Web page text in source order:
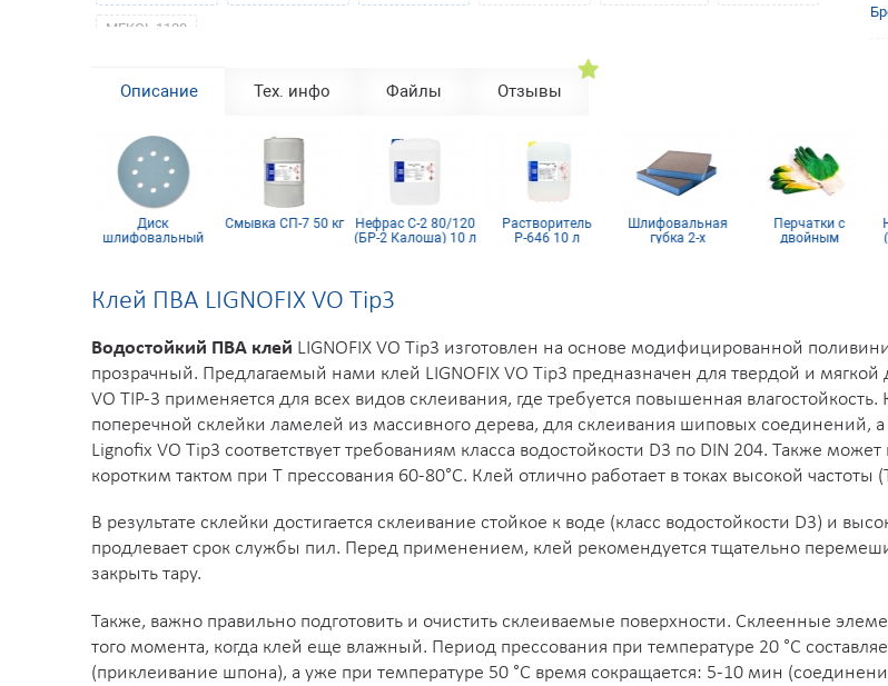
MEKOL 1120
Описание Тех. инфо Файлы Отзывы
Диск
шлифовальный
Смывка СП-7 50 кг
Нефрас С-2 80/120
(БР-2 Калоша) 10 л
Растворитель
Р-646 10 л
Шлифовальная
губка 2-х
Перчатки с
двойным
Клей ПВА LIGNOFIX VO Tip3
Водостойкий ПВА клей LIGNOFIX VO Tip3 изготовлен на основе модифицированной
прозрачный. Предлагаемый нами клей LIGNOFIX VO Tip3 предназначен для твердой и
VO TIP-3 применяется для всех видов склеивания, где требуется повышенная
поперечной склейки ламелей из массивного дерева, для склеивания шиповых
Lignofix VO Tip3 соответствует требованиям класса водостойкости D3 по DIN 204. Также
коротким тактом при Т прессования 60-80°C. Клей отлично работает в токах высокой частоты
В результате склейки достигается склеивание стойкое к воде (класс водостойкости D3) и
продлевает срок службы пил. Перед применением, клей рекомендуется тщательно
закрыть тару.
Также, важно правильно подготовить и очистить склеиваемые поверхности. Склеенные
того момента, когда клей еще влажный. Период прессования при температуре 20 °С
(приклеивание шпона), а уже при температуре 50 °С время сокращается: 5-10 мин